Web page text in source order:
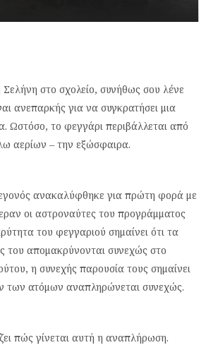
Σελήνη στο σχολείο, συνήθως σου λένε
ανεπαρκής για να συγκρατήσει μια
Ωστόσο, το φεγγάρι περιβάλλεται από
αερίων – την εξώσφαιρα.
ανακαλύφθηκε για πρώτη φορά με
οι αστροναύτες του προγράμματος
του φεγγαριού σημαίνει ότι τα
του απομακρύνονται συνεχώς στο
η συνεχής παρουσία τους σημαίνει
των ατόμων αναπληρώνεται συνεχώς.
πώς γίνεται αυτή η αναπλήρωση.